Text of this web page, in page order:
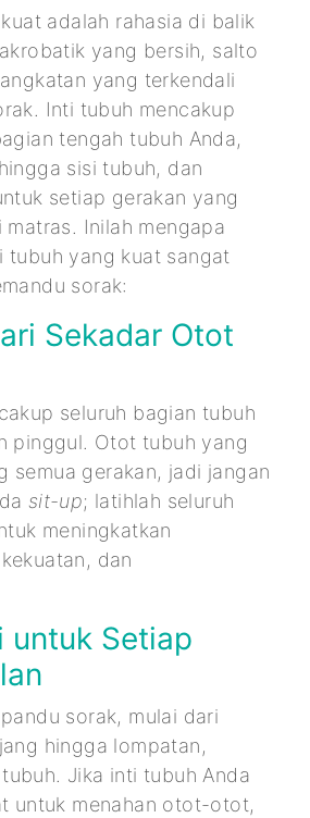
adalah rahasia di balik
yang bersih, salto
yang terkendali
Inti tubuh mencakup
tengah tubuh Anda,
sisi tubuh, dan
setiap gerakan yang
matras. Inilah mengapa
tubuh yang kuat sangat
sorak:
Sekadar Otot
seluruh bagian tubuh
pinggul. Otot tubuh yang
semua gerakan, jadi jangan
sit-up; latihlah seluruh
meningkatkan
dan
untuk Setiap
sorak, mulai dari
hingga lompatan,
Jika inti tubuh Anda
untuk menahan otot-otot,